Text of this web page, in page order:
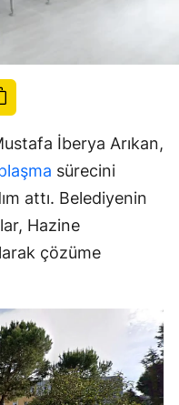
İberya Arıkan,
sürecini
attı. Belediyenin
Hazine
çözüme